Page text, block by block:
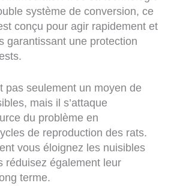
système de conversion, ce
conçu pour agir rapidement et
garantissant une protection
pas seulement un moyen de
mais il s’attaque
du problème en
de reproduction des rats.
vous éloignez les nuisibles
réduisez également leur
terme.